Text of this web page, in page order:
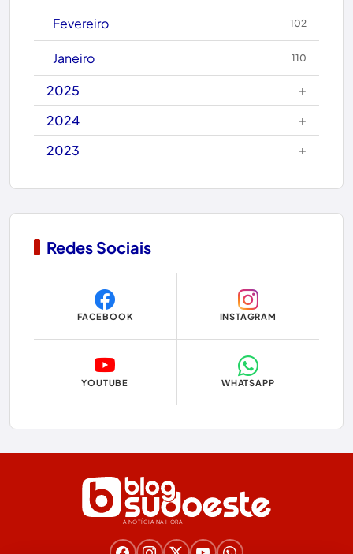
Cândido Sales
Caraíbas
Carinhanha
Caturama
Chapada Diamantina
Condeúba
Copa do Mundo 2026
Dom Basílio
Economia
Educação
Eleições 2024
Encruzilhada
Fevereiro 102
Janeiro 110
2025
+
2024
+
2023
+
Redes Sociais
FACEBOOK INSTAGRAM
YOUTUBE WHATSAPP
A NOTÍCIA NA HORA